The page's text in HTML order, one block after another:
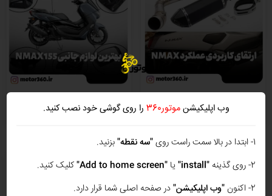
NMAX 155 برای راحتی و زیبایی
وب اپلیکیشنموتور360 را روی گوشی خود نصب کنید.
1- ابتدا در بالا سمت راست روی "سه نقطه"بزنید.
2- روی گذینه
"install" یا"Add to home screen"
کلیک کنید.
2- اکنون
"وب اپلیکیشن"در صفحه اصلی شما قرار دارد.